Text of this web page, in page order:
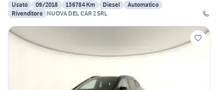
Usato
09/2018 136784 Km Diesel
Automatico
Rivenditore NUOVA DEL CAR 2 SRL